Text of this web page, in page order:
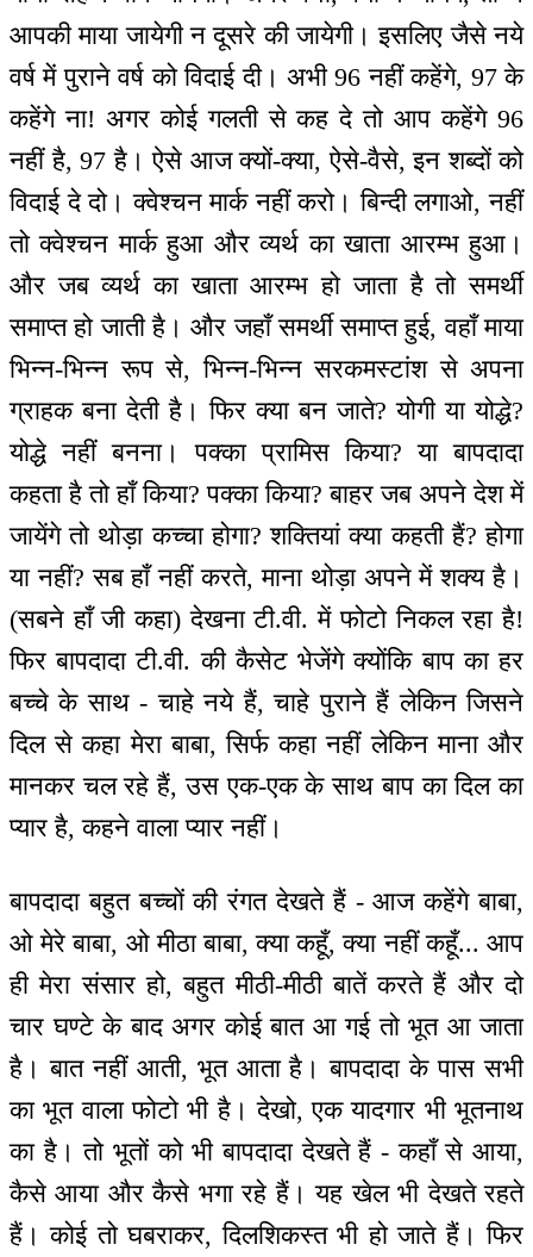
आपकी माया जायेगी न दूसरे की जायेगी। इसलिए जैसे नये
वर्ष में पुराने वर्ष को विदाई दी। अभी 96 नहीं कहेंगे, 97 के
कहेंगे ना! अगर कोई गलती से कह दे तो आप कहेंगे 96
नहीं है, 97 है। ऐसे आज क्यों-क्या, ऐसे-वैसे, इन शब्दों को
विदाई दे दो। क्वेश्चन मार्क नहीं करो। बिन्दी लगाओ, नहीं
तो क्वेश्चन मार्क हुआ और व्यर्थ का खाता आरम्भ हुआ।
और जब व्यर्थ का खाता आरम्भ हो जाता है तो समर्थी
समाप्त हो जाती है। और जहाँ समर्थी समाप्त हुई, वहाँ माया
भिन्न-भिन्न रूप से, भिन्न-भिन्न सरकमस्टांश से अपना
ग्राहक बना देती है। फिर क्या बन जाते? योगी या योद्धे?
योद्धे नहीं बनना। पक्का प्रामिस किया? या बापदादा
कहता है तो हाँ किया? पक्का किया? बाहर जब अपने देश में
जायेंगे तो थोड़ा कच्चा होगा? शक्तियां क्या कहती हैं? होगा
या नहीं? सब हाँ नहीं करते, माना थोड़ा अपने में शक्य है।
(सबने हाँ जी कहा) देखना टी.वी. में फोटो निकल रहा है!
फिर बापदादा टी.वी. की कैसेट भेजेंगे क्योंकि बाप का हर
बच्चे के साथ - चाहे नये हैं, चाहे पुराने हैं लेकिन जिसने
दिल से कहा मेरा बाबा, सिर्फ कहा नहीं लेकिन माना और
मानकर चल रहे हैं, उस एक-एक के साथ बाप का दिल का
प्यार है, कहने वाला प्यार नहीं।
बापदादा बहुत बच्चों की रंगत देखते हैं - आज कहेंगे बाबा,
ओ मेरे बाबा, ओ मीठा बाबा, क्या कहूँ, क्या नहीं कहूँ... आप
ही मेरा संसार हो, बहुत मीठी-मीठी बातें करते हैं और दो
चार घण्टे के बाद अगर कोई बात आ गई तो भूत आ जाता
है। बात नहीं आती, भूत आता है। बापदादा के पास सभी
का भूत वाला फोटो भी है। देखो, एक यादगार भी भूतनाथ
का है। तो भूतों को भी बापदादा देखते हैं - कहाँ से आया,
कैसे आया और कैसे भगा रहे हैं। यह खेल भी देखते रहते
हैं। कोई तो घबराकर, दिलशिकस्त भी हो जाते हैं। फिर